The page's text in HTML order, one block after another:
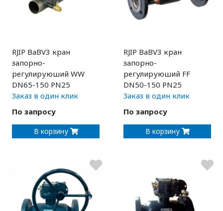
RJIP BaBV3 кран
запорно-
регулируюший WW
DN65-150 PN25
Заказ в один клик
По запросу
В корзину
RJIP BaBV3 кран
запорно-
регулируюший FF
DN50-150 PN25
Заказ в один клик
По запросу
В корзину